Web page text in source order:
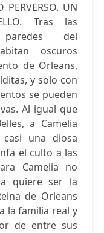
UN
Tras las
del
oscuros
de Orleans,
y solo con
se pueden
Al igual que
a Camelia
una diosa
el culto a las
Camelia no
quiere ser la
de Orleans
la familia real y
de entre sus